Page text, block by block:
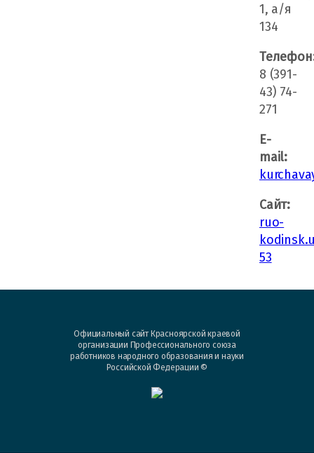
1, а/я
134
8 (391-
43) 74-
271
E-
mail:
Сайт:
ruo-
53
Официальный сайт Красноярской краевой
организации Профессионального союза
работников народного образования и науки
Российской Федерации ©